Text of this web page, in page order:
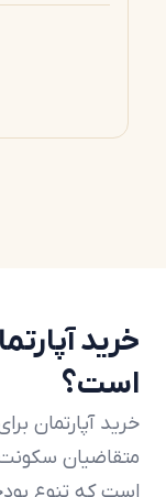
خرید
است؟
خرید آپارتمان برای
متقاضیان سکونت